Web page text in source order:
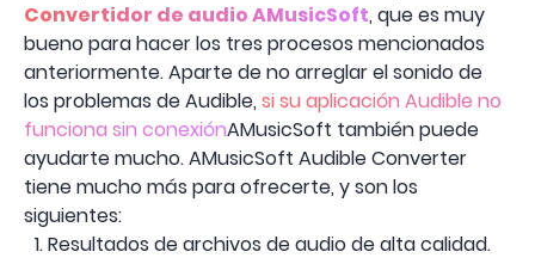
Convertidor de audio AMusicSoft, que es muy
bueno para hacer los tres procesos mencionados
anteriormente. Aparte de no arreglar el sonido de
los problemas de Audible, si su aplicación Audible no
funciona sin conexiónAMusicSoft también puede
ayudarte mucho. AMusicSoft Audible Converter
tiene mucho más para ofrecerte, y son los
siguientes:
Resultados de archivos de audio de alta calidad.